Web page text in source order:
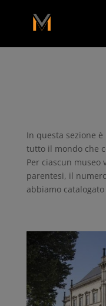
In questa sezione
tutto il mondo che
Per ciascun museo
parentesi, il
abbiamo